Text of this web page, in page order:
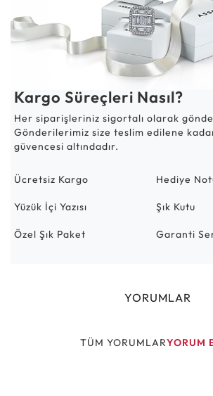
Kargo Süreçleri Nasıl?
Her siparişleriniz sigortalı olarak
Gönderilerimiz size teslim edilene
güvencesi altındadır.
Ücretsiz Kargo Hediye
Yüzük İçi Yazısı Şık Kutu
Özel Şık Paket Garanti
YORUMLAR
TÜM YORUMLARYORUM